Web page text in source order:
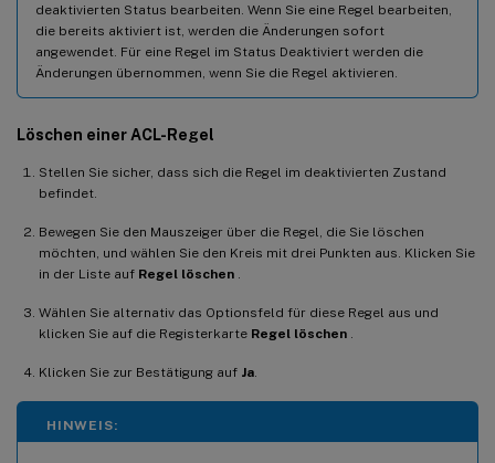
deaktivierten Status bearbeiten. Wenn Sie eine Regel bearbeiten,
die bereits aktiviert ist, werden die Änderungen sofort
angewendet. Für eine Regel im Status Deaktiviert werden die
Änderungen übernommen, wenn Sie die Regel aktivieren.
Löschen einer ACL-Regel
Stellen Sie sicher, dass sich die Regel im deaktivierten Zustand
befindet.
Bewegen Sie den Mauszeiger über die Regel, die Sie löschen
möchten, und wählen Sie den Kreis mit drei Punkten aus. Klicken Sie
in der Liste auf Regel löschen .
Wählen Sie alternativ das Optionsfeld für diese Regel aus und
klicken Sie auf die Registerkarte Regel löschen .
Klicken Sie zur Bestätigung auf Ja.
HINWEIS: